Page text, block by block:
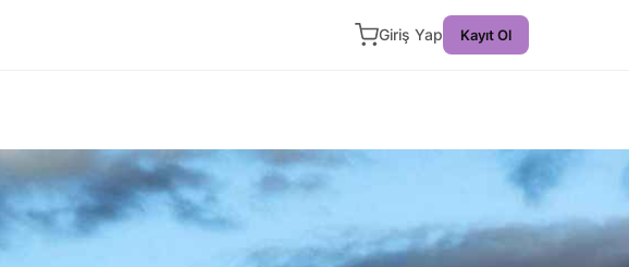
Giriş Yap Kayıt Ol